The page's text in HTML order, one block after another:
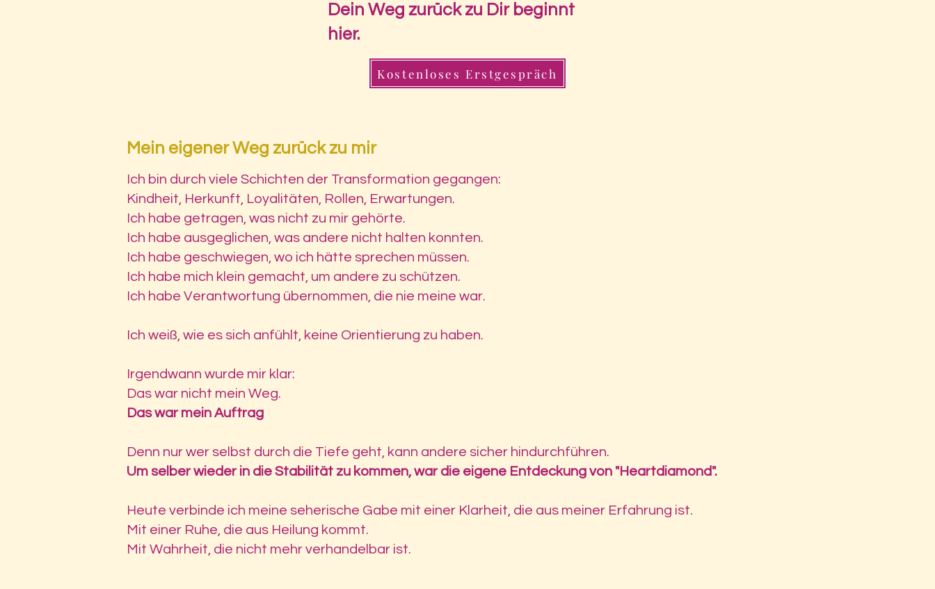
Dein Weg zurück zu Dir beginnt
hier.
Kostenloses Erstgespräch
Mein eigener Weg zurück zu mir
Ich bin durch viele Schichten der Transformation gegangen:
Kindheit, Herkunft, Loyalitäten, Rollen, Erwartungen.
Ich habe getragen, was nicht zu mir gehörte.
Ich habe ausgeglichen, was andere nicht halten konnten.
Ich habe geschwiegen, wo ich hätte sprechen müssen.
Ich habe mich klein gemacht, um andere zu schützen.
Ich habe Verantwortung übernommen, die nie meine war.
Ich weiß, wie es sich anfühlt, keine Orientierung zu haben.
Irgendwann wurde mir klar:
Das war nicht mein Weg.
Das war mein Auftrag
Denn nur wer selbst durch die Tiefe geht, kann andere sicher hindurchführen.
Um selber wieder in die Stabilität zu kommen, war die eigene Entdeckung von "Heartdiamond".
Heute verbinde ich meine seherische Gabe mit einer Klarheit, die aus meiner Erfahrung ist.
Mit einer Ruhe, die aus Heilung kommt.
Mit Wahrheit, die nicht mehr verhandelbar ist.